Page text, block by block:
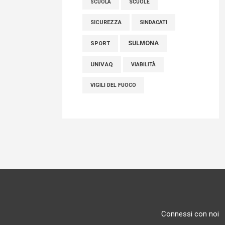
SCUOLA SCUOLE
SICUREZZA SINDACATI
SPORT SULMONA
UNIVAQ VIABILITÀ
VIGILI DEL FUOCO
Connessi con noi